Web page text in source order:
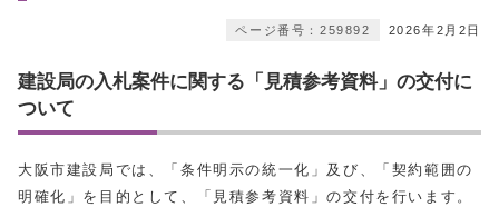
2026年2月2日
ページ番号：259892
建設局の入札案件に関する「見積参考資料」の交付に
ついて
大阪市建設局では、「条件明示の統一化」及び、「契約範囲の
明確化」を目的として、「見積参考資料」の交付を行います。